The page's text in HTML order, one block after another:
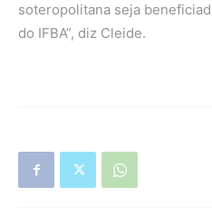
soteropolitana seja
do IFBA”, diz Cleide.